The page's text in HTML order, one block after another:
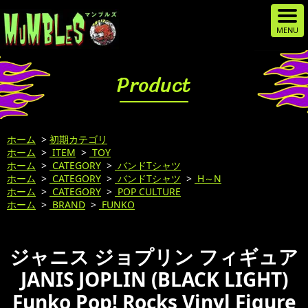
Product
ホーム > 初期カテゴリ
ホーム > ITEM > TOY
ホーム > CATEGORY > バンドTシャツ
ホーム > CATEGORY > バンドTシャツ > H～N
ホーム > CATEGORY > POP CULTURE
ホーム > BRAND > FUNKO
ジャニス ジョプリン フィギュア
JANIS JOPLIN (BLACK LIGHT)
Funko Pop! Rocks Vinyl Figure